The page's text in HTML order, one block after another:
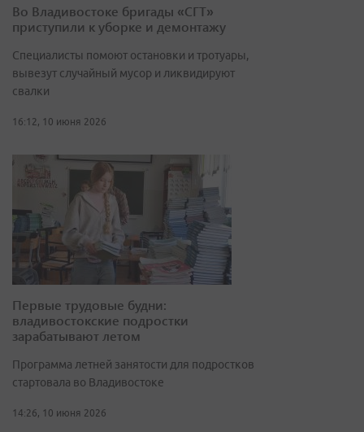
Во Владивостоке бригады «СГТ»
приступили к уборке и демонтажу
Специалисты помоют остановки и тротуары,
вывезут случайный мусор и ликвидируют
свалки
16:12, 10 июня 2026
Первые трудовые будни:
владивостокские подростки
зарабатывают летом
Программа летней занятости для подростков
стартовала во Владивостоке
14:26, 10 июня 2026